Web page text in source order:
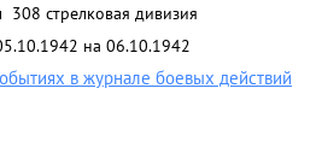
308 стрелковая дивизия
на 06.10.1942
в журнале боевых действий